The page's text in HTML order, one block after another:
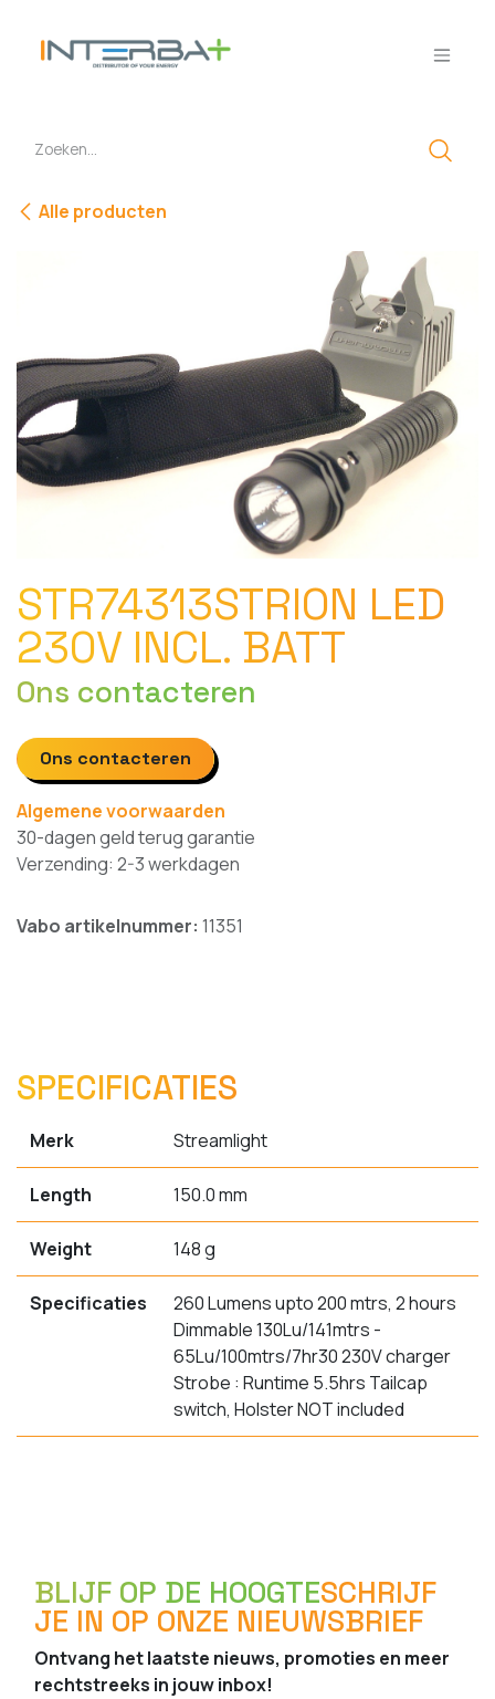
Alle producten
STR74313STRION LED
230V INCL. BATT
Ons contacteren
Ons contacteren
Algemene voorwaarden
30-dagen geld terug garantie
Verzending: 2-3 werkdagen
Vabo artikelnummer: 11351
SPECIFICATIES
Merk Streamlight
Length 150.0 mm
Weight 148 g
Specificaties
260 Lumens upto 200 mtrs, 2 hours
Dimmable 130Lu/141mtrs -
65Lu/100mtrs/7hr30 230V charger
Strobe : Runtime 5.5hrs Tailcap
switch, Holster NOT included
BLIJF OP DE HOOGTESCHRIJF
JE IN OP ONZE NIEUWSBRIEF
Ontvang het laatste nieuws, promoties en meer
rechtstreeks in jouw inbox!